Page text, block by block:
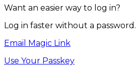
Want an easier way to log in?
Log in faster without a password.
Email Magic Link
Use Your Passkey